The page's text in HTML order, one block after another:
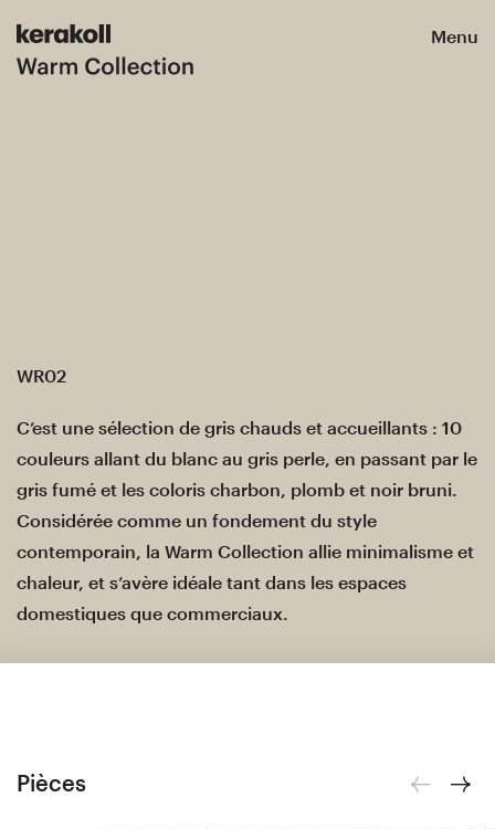
Menu
WR02
C’est une sélection de gris chauds et accueillants : 10
couleurs allant du blanc au gris perle, en passant par le
gris fumé et les coloris charbon, plomb et noir bruni.
Considérée comme un fondement du style
contemporain, la Warm Collection allie minimalisme et
chaleur, et s’avère idéale tant dans les espaces
domestiques que commerciaux.
Pièces